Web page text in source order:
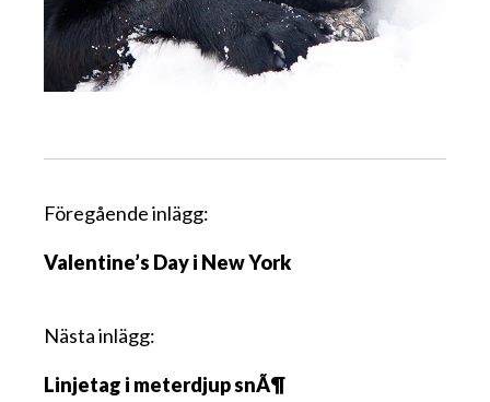
I
l
g
s
Föregående inlägg:
Valentine’s Day i New York
Nästa inlägg:
Linjetag i meterdjup snÃ¶